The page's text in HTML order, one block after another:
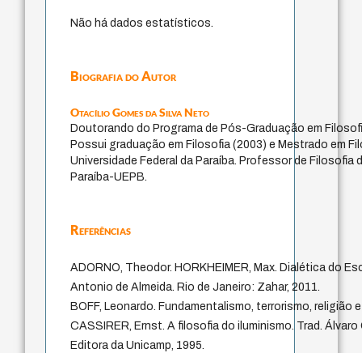
Não há dados estatísticos.
Biografia do Autor
Otacílio Gomes da Silva Neto
Doutorando do Programa de Pós-Graduação em
Possui graduação em Filosofia (2003) e Mestrado em
Universidade Federal da Paraíba. Professor de Filosofia
Paraíba-UEPB.
Referências
ADORNO, Theodor. HORKHEIMER, Max. Dialética do
Antonio de Almeida. Rio de Janeiro: Zahar, 2011.
BOFF, Leonardo. Fundamentalismo, terrorismo, religião
CASSIRER, Ernst. A filosofia do iluminismo. Trad. Álvaro
Editora da Unicamp, 1995.